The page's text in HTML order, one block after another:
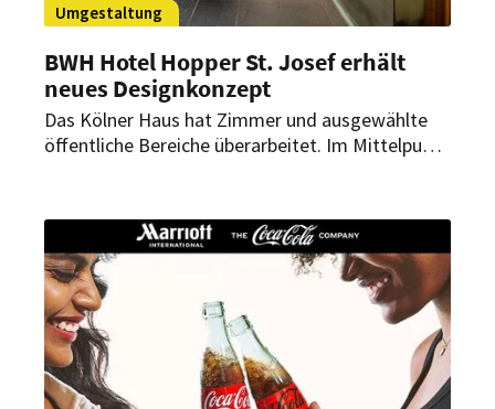
Umgestaltung
BWH Hotel Hopper St. Josef erhält
neues Designkonzept
Das Kölner Haus hat Zimmer und ausgewählte
öffentliche Bereiche überarbeitet. Im Mittelpunkt